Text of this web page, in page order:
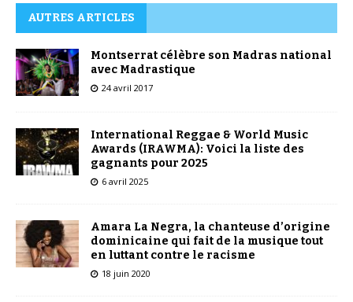
AUTRES ARTICLES
Montserrat célèbre son Madras national
avec Madrastique
24 avril 2017
International Reggae & World Music
Awards (IRAWMA): Voici la liste des
gagnants pour 2025
6 avril 2025
Amara La Negra, la chanteuse d’origine
dominicaine qui fait de la musique tout
en luttant contre le racisme
18 juin 2020